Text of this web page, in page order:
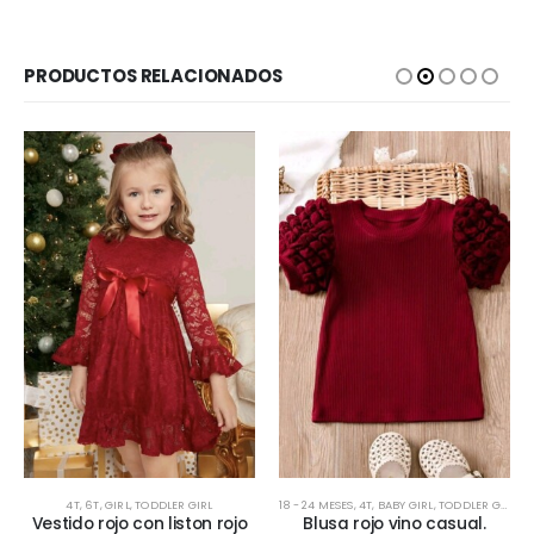
PRODUCTOS RELACIONADOS
Este producto tiene múltiples variantes. Las opciones se pueden elegir en la página de producto
4T, 6T,GIRL,TODDLER GIRL
Vestido rojo con liston rojo
Este producto tiene múltiples variantes. Las opciones se pueden elegir en la página de producto
18 - 24 MESES,4T, BABY GIRL,TODDLER GIRL
Blusa rojo vino casual.